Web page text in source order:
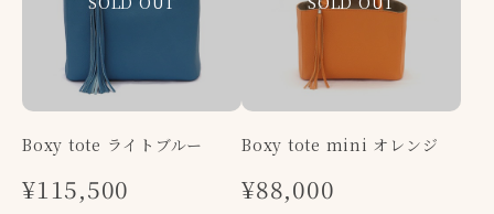
Boxy tote ライトブルー
¥115,500
Boxy tote mini オレンジ
¥88,000